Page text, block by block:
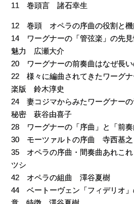
11 巻頭言 諸石幸生
12 巻頭 オペラの序曲の役割と
14 ワーグナーの「管弦楽」の先見
魅力 広瀬大介
20 ワーグナーの前奏曲はなぜ長
22 様々に編曲されてきたワーグナ
楽版 鈴木淳史
24 妻コジマからみたワーグナーの
秘密 萩谷由喜子
28 ワーグナーの「序曲」と「前
30 モーツァルトの序曲 寺西基之
35 オペラの序曲・間奏曲あれこ
ツシ
42 オペラの組曲 澤谷夏樹
44 ベートーヴェン「フィデリオ」